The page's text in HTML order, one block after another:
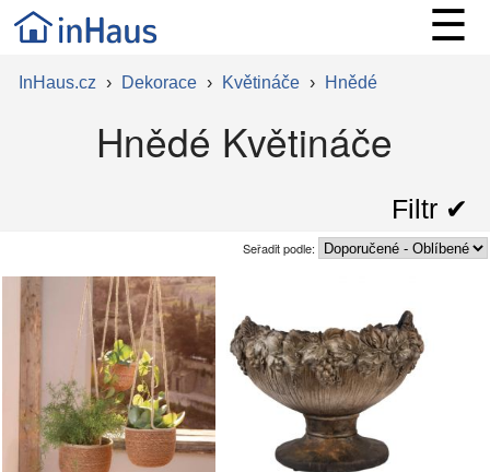
☰
InHaus.cz › Dekorace › Květináče › Hnědé
Hnědé Květináče
Filtr ✔︎
Seřadit podle: